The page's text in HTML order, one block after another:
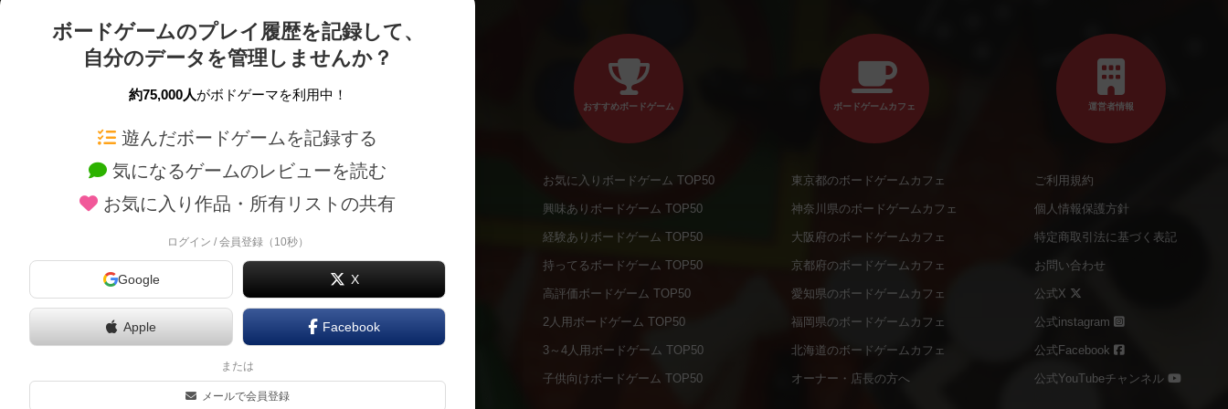
ボードゲームのプレイ履歴を記録して、
自分のデータを管理しませんか？
約75,000人がボドゲーマを利用中！
遊んだボードゲームを記録する
気になるゲームのレビューを読む
お気に入り作品・所有リストの共有
ログイン / 会員登録（10秒）
Google X
Apple Facebook
または
メールで会員登録
ボードゲームを検索する
ボードゲームの新着レビュー
メカニクス特集
ボドとも・会員一覧
ボードゲーム業界コラム
ボドゲーマご利用案内
新作・再入荷情報
定番ボードゲームの通販商品
国産ボードゲームの通販商品
子供向けボードゲームの通販商品
20分以下のボードゲームの通販商品
60分以上のボードゲームの通販商品
割引購入！ボドクーポンについて
クラウドファンディング ボドファン
おすすめボードゲーム
お気に入りボードゲーム TOP50
興味ありボードゲーム TOP50
経験ありボードゲーム TOP50
持ってるボードゲーム TOP50
高評価ボードゲーム TOP50
2人用ボードゲーム TOP50
3～4人用ボードゲーム TOP50
子供向けボードゲーム TOP50
ボードゲームカフェ
東京都のボードゲームカフェ
神奈川県のボードゲームカフェ
大阪府のボードゲームカフェ
京都府のボードゲームカフェ
愛知県のボードゲームカフェ
福岡県のボードゲームカフェ
北海道のボードゲームカフェ
オーナー・店長の方へ
運営者情報
ご利用規約
個人情報保護方針
特定商取引法に基づく表記
お問い合わせ
公式X
公式instagram
公式Facebook
公式YouTubeチャンネル